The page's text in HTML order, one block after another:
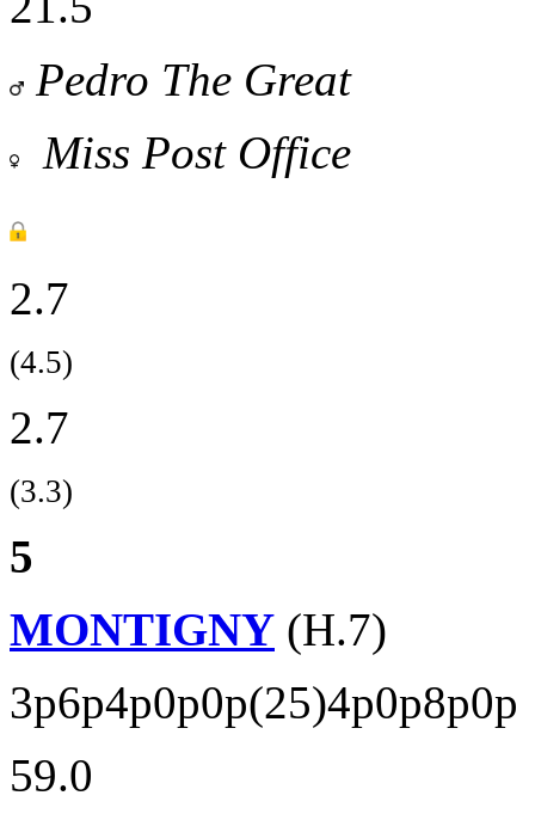
Pedro The Great
Miss Post Office
2.7
(4.5)
2.7
(3.3)
5
MONTIGNY (H.7)
3p6p4p0p0p(25)4p0p8p0p
59.0